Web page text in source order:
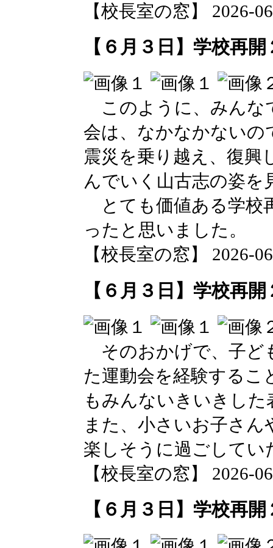
【校長室の窓】 2026-
【６月３日】学校再
このように、みんな
会は、なかなかないの
震災を乗り越え、復興
んでいく山古志の姿
とても価値ある学校
ったと思いました。
【校長室の窓】 2026-
【６月３日】学校再
そのおかげで、子ど
た運動会を経験するこ
もみんないきいきし
また、小さいお子さ
楽しそうに過ごしてい
【校長室の窓】 2026-
【６月３日】学校再